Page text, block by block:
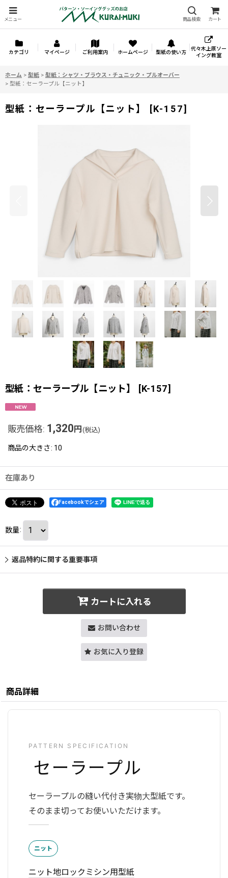
メニュー 商品検索 カート
カテゴリ マイページ ご利用案内 ホームページ 型紙の使い方
代々木上原ソー
イング教室
ホーム > 型紙 > 型紙：シャツ・ブラウス・チュニック・プルオーバー
> 型紙：セーラープル【ニット】
型紙：セーラープル【ニット】 [K-157]
型紙：セーラープル【ニット】 [K-157]
販売価格: 1,320 円 (税込)
商品の大きさ: 10
在庫あり
Facebookでシェア
数量:
返品特約に関する重要事項
カートに入れる
お問い合わせ
お気に入り登録
商品詳細
PATTERN SPECIFICATION
セーラープル
セーラープルの縫い代付き実物大型紙です。
そのまま切ってお使いいただけます。
ニット
ニット地ロックミシン用型紙